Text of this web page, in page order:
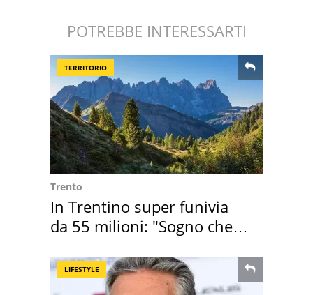
POTREBBE INTERESSARTI
TERRITORIO
Trento
In Trentino super funivia
da 55 milioni: "Sogno che si
LIFESTYLE